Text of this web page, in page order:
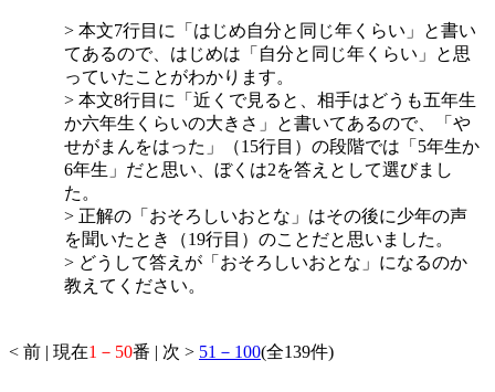
> 本文7行目に「はじめ自分と同じ年くらい」と書い
てあるので、はじめは「自分と同じ年くらい」と思
っていたことがわかります。
> 本文8行目に「近くで見ると、相手はどうも五年生
か六年生くらいの大きさ」と書いてあるので、「や
せがまんをはった」（15行目）の段階では「5年生か
6年生」だと思い、ぼくは2を答えとして選びまし
た。
> 正解の「おそろしいおとな」はその後に少年の声
を聞いたとき（19行目）のことだと思いました。
> どうして答えが「おそろしいおとな」になるのか
教えてください。
< 前 | 現在1－50番 | 次 > 51－100(全139件)